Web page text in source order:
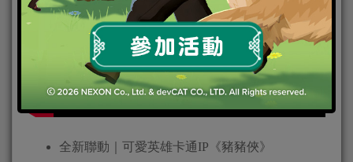
全新聯動｜可愛英雄卡通IP《豬豬俠》